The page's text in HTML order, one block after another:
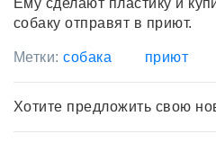
собаку отправят в приют.
Метки:собака приют
Хотите предложить свою